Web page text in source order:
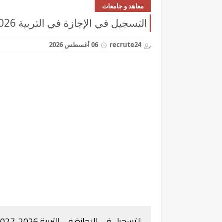
معاهد و جامعات
التسجيل في الإجازة في التربية 2026-2027 cursussup.gov.ma
recrute24 06 أغسطس 2026